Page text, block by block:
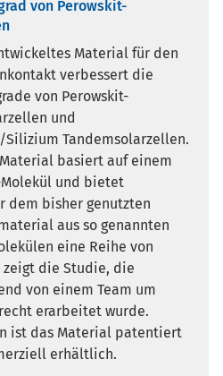
von Perowskit-
Material für den
verbessert die
von Perowskit-
und
Silizium Tandemsolarzellen.
basiert auf einem
und bietet
dem bisher genutzten
aus so genannten
eine Reihe von
die Studie, die
von einem Team um
erarbeitet wurde.
ist das Material patentiert
erhältlich.